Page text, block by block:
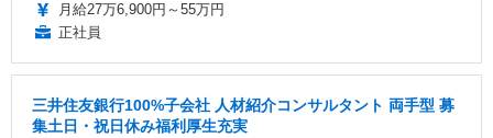
月給27万6,900円～55万円
正社員
三井住友銀行100%子会社 人材紹介コンサルタント 両手型 募
集土日・祝日休み福利厚生充実